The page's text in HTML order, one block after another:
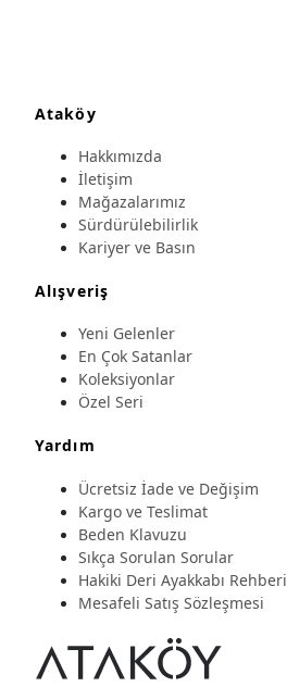
Ataköy
Hakkımızda
İletişim
Mağazalarımız
Sürdürülebilirlik
Kariyer ve Basın
Alışveriş
Yeni Gelenler
En Çok Satanlar
Koleksiyonlar
Özel Seri
Yardım
Ücretsiz İade ve Değişim
Kargo ve Teslimat
Beden Klavuzu
Sıkça Sorulan Sorular
Hakiki Deri Ayakkabı Rehberi
Mesafeli Satış Sözleşmesi